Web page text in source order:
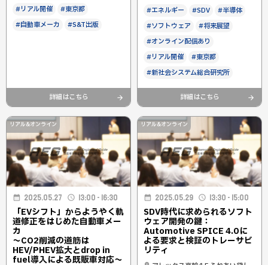
#リアル開催
#東京都
#自動車メーカ
#S&T出版
詳細はこちら
#エネルギー #SDV
#半導体
#ソフトウェア
#将来展望
#オンライン配信あり
#リアル開催
#東京都
#新社会システム総合研究所
詳細はこちら
リアル&オンライン
2025.05.27 13:00 - 16:30
「EVシフト」からようやく軌
道修正をはじめた自動車メー
カ
〜CO2削減の道筋は
HEV/PHEV拡大とdrop in
fuel導入による既販車対応〜
リアル&オンライン
2025.05.29 13:30 - 15:00
SDV時代に求められるソフト
ウェア開発の鍵：
Automotive SPICE 4.0に
よる要求と検証のトレーサビ
リティ